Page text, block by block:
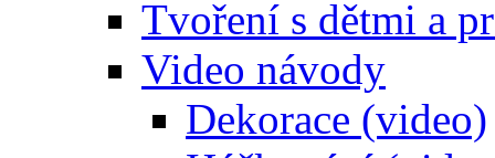
Tvoření s dětmi a
Video návody
Dekorace (video)